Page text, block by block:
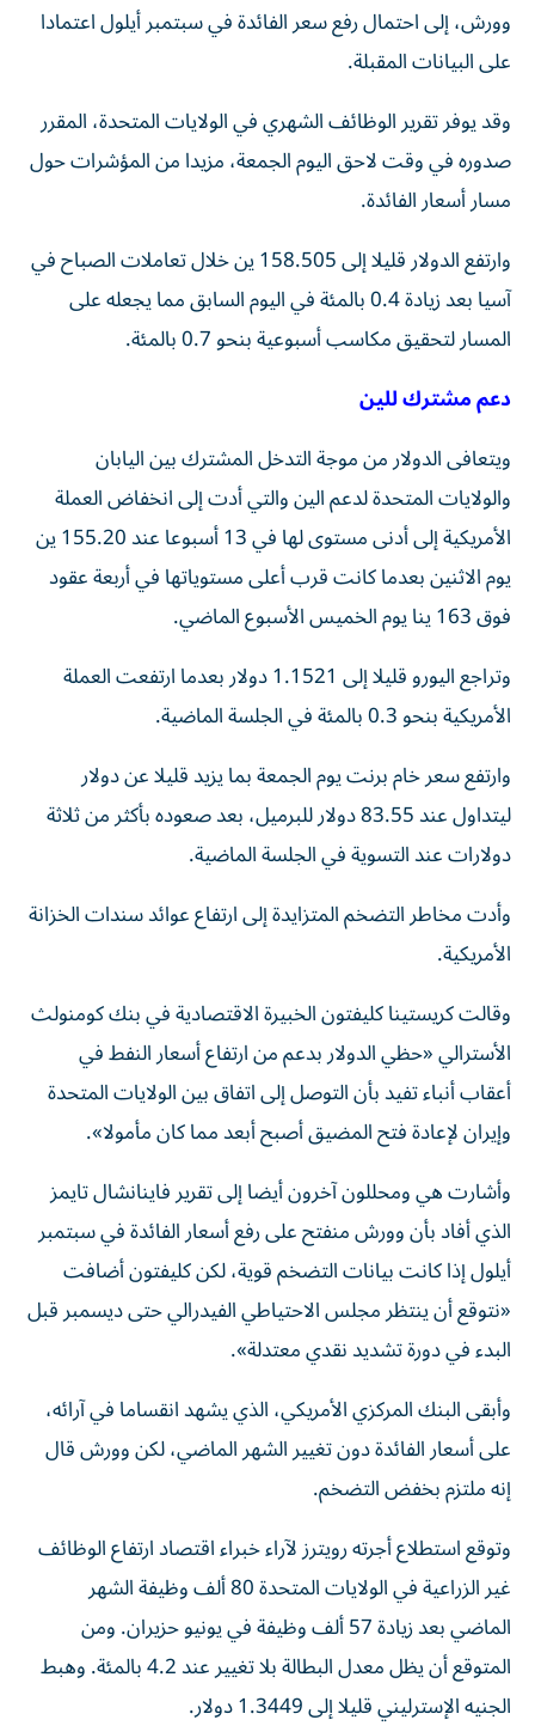
وورش، إلى احتمال رفع ‌سعر الفائدة في سبتمبر أيلول اعتمادا
على البيانات المقبلة.
وقد يوفر تقرير الوظائف الشهري في الولايات المتحدة، المقرر
صدوره في وقت لاحق اليوم الجمعة، مزيدا من المؤشرات حول
مسار ‌أسعار الفائدة.
وارتفع الدولار قليلا إلى 158.505 ين خلال تعاملات الصباح في
آسيا بعد زيادة 0.4 ⁠بالمئة في اليوم السابق مما يجعله على
المسار لتحقيق مكاسب أسبوعية بنحو 0.7 بالمئة.
دعم مشترك للين
ويتعافى الدولار من موجة التدخل المشترك بين اليابان
والولايات المتحدة لدعم الين والتي أدت إلى انخفاض العملة
الأمريكية إلى أدنى مستوى لها في 13 أسبوعا عند 155.20 ين
يوم الاثنين بعدما كانت قرب أعلى مستوياتها في أربعة عقود
فوق 163 ينا يوم ​الخميس الأسبوع الماضي.
وتراجع اليورو قليلا إلى 1.1521 دولار بعدما ارتفعت العملة
الأمريكية بنحو ‌0.3 بالمئة في الجلسة الماضية.
وارتفع سعر خام برنت يوم الجمعة بما يزيد قليلا عن دولار
ليتداول عند 83.55 دولار للبرميل، بعد صعوده بأكثر من ثلاثة
دولارات عند التسوية في الجلسة ⁠الماضية.
وأدت مخاطر التضخم المتزايدة إلى ارتفاع عوائد سندات الخزانة
الأمريكية.
وقالت كريستينا كليفتون الخبيرة الاقتصادية في بنك كومنولث
الأسترالي «حظي الدولار بدعم من ارتفاع أسعار النفط في
أعقاب أنباء تفيد بأن التوصل ​إلى اتفاق ‌بين الولايات المتحدة
وإيران لإعادة فتح المضيق أصبح أبعد مما كان مأمولا».
وأشارت ‌هي ومحللون آخرون أيضا إلى تقرير فاينانشال تايمز
الذي أفاد بأن وورش منفتح على رفع أسعار الفائدة في سبتمبر
أيلول إذا كانت بيانات التضخم قوية، لكن كليفتون أضافت
«نتوقع أن ‌ينتظر مجلس الاحتياطي الفيدرالي حتى ‌ديسمبر قبل
البدء في دورة تشديد ⁠نقدي معتدلة».
وأبقى البنك المركزي الأمريكي، الذي يشهد انقساما في آرائه،
على أسعار الفائدة ‌دون تغيير الشهر الماضي، لكن وورش قال
إنه ملتزم بخفض التضخم.
وتوقع استطلاع أجرته رويترز لآراء خبراء اقتصاد ارتفاع الوظائف
غير الزراعية في الولايات ⁠المتحدة 80 ألف وظيفة الشهر
الماضي بعد زيادة 57 ألف وظيفة ​في يونيو حزيران. ومن
المتوقع أن يظل معدل البطالة بلا تغيير عند 4.2 بالمئة. وهبط
الجنيه الإسترليني قليلا إلى 1.3449 دولار.